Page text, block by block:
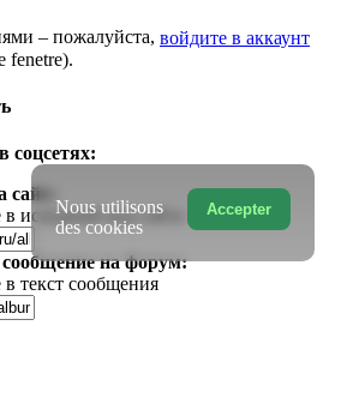
– пожалуйста, войдите в аккаунт
fenetre).
соцсетях:
исходный код сайта
на форум:
в текст сообщения
Accepter
Nous utilisons
des cookies